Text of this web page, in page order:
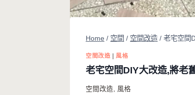
Home / 空間 / 空間改造 / 老宅空間
空間改造 | 風格
老宅空間DIY大改造,將老
空間改造, 風格